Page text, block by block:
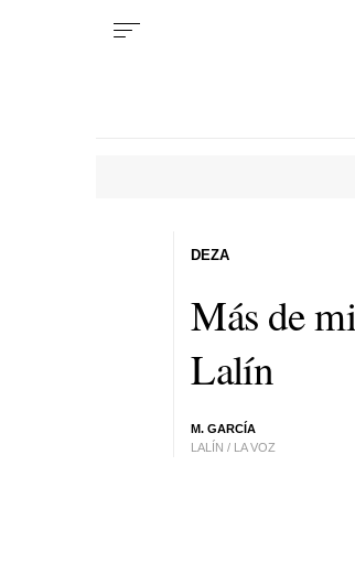
Más de
Lalín
M. GARCÍA
LALÍN / LA VOZ
DEZA